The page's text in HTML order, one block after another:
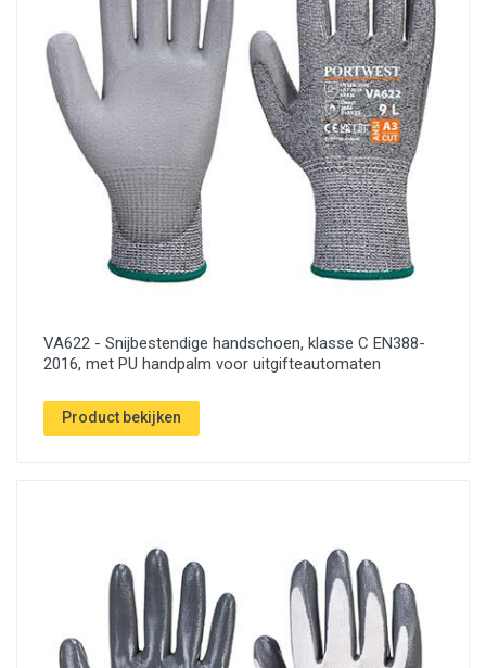
VA622 - Snijbestendige handschoen, klasse C EN388-
2016, met PU handpalm voor uitgifteautomaten
Product bekijken